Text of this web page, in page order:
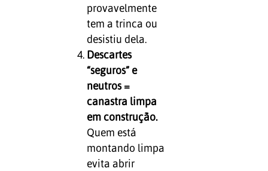
provavelmente
tem a trinca ou
desistiu dela.
Descartes
“seguros” e
neutros =
canastra limpa
em construção.
Quem está
montando limpa
evita abrir